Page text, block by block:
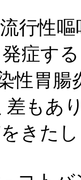
行性
症す
性胃
差もあ
きた